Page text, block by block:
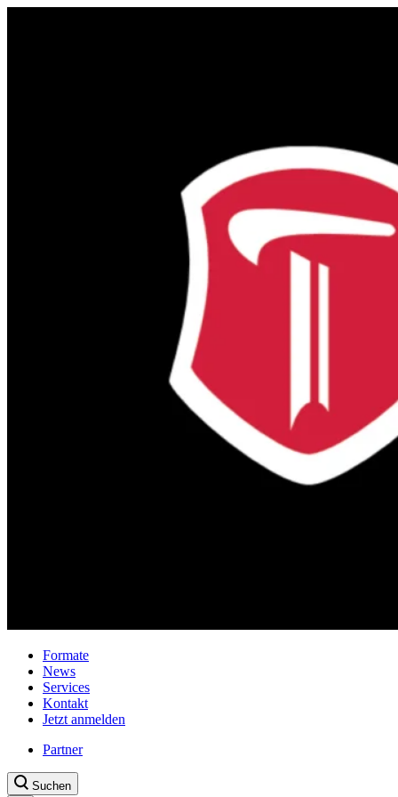
Formate
News
Services
Kontakt
Jetzt anmelden
Partner
Suchen